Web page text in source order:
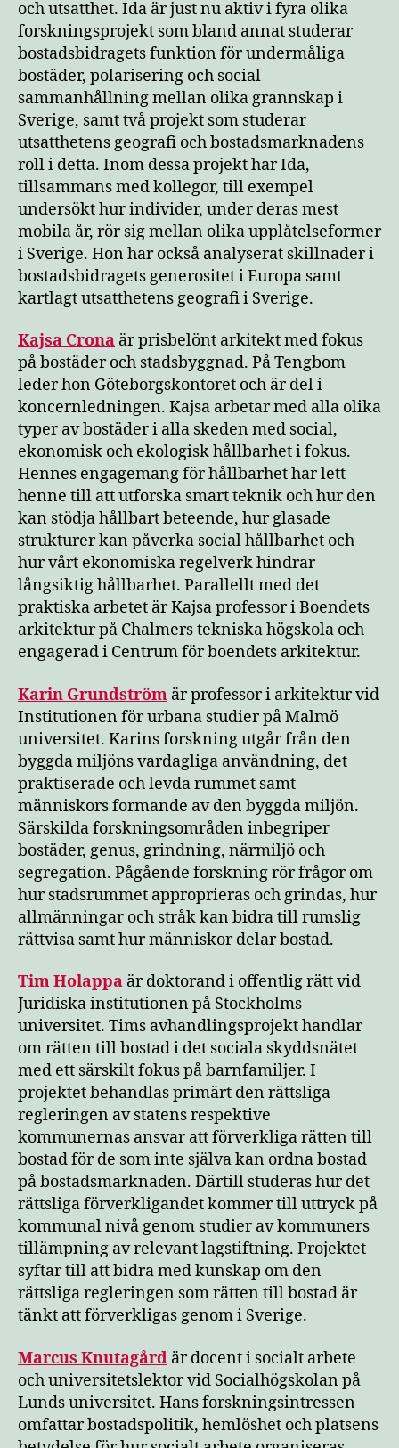
och utsatthet. Ida är just nu aktiv i fyra olika
forskningsprojekt som bland annat studerar
bostadsbidragets funktion för undermåliga
bostäder, polarisering och social
sammanhållning mellan olika grannskap i
Sverige, samt två projekt som studerar
utsatthetens geografi och bostadsmarknadens
roll i detta. Inom dessa projekt har Ida,
tillsammans med kollegor, till exempel
undersökt hur individer, under deras mest
mobila år, rör sig mellan olika upplåtelseformer
i Sverige. Hon har också analyserat skillnader i
bostadsbidragets generositet i Europa samt
kartlagt utsatthetens geografi i Sverige.
Kajsa Crona är prisbelönt arkitekt med fokus
på bostäder och stadsbyggnad. På Tengbom
leder hon Göteborgskontoret och är del i
koncernledningen. Kajsa arbetar med alla olika
typer av bostäder i alla skeden med social,
ekonomisk och ekologisk hållbarhet i fokus.
Hennes engagemang för hållbarhet har lett
henne till att utforska smart teknik och hur den
kan stödja hållbart beteende, hur glasade
strukturer kan påverka social hållbarhet och
hur vårt ekonomiska regelverk hindrar
långsiktig hållbarhet. Parallellt med det
praktiska arbetet är Kajsa professor i Boendets
arkitektur på Chalmers tekniska högskola och
engagerad i Centrum för boendets arkitektur.
Karin Grundström är professor i arkitektur vid
Institutionen för urbana studier på Malmö
universitet. Karins forskning utgår från den
byggda miljöns vardagliga användning, det
praktiserade och levda rummet samt
människors formande av den byggda miljön.
Särskilda forskningsområden inbegriper
bostäder, genus, grindning, närmiljö och
segregation. Pågående forskning rör frågor om
hur stadsrummet approprieras och grindas, hur
allmänningar och stråk kan bidra till rumslig
rättvisa samt hur människor delar bostad.
Tim Holappa är doktorand i offentlig rätt vid
Juridiska institutionen på Stockholms
universitet. Tims avhandlingsprojekt handlar
om rätten till bostad i det sociala skyddsnätet
med ett särskilt fokus på barnfamiljer. I
projektet behandlas primärt den rättsliga
regleringen av statens respektive
kommunernas ansvar att förverkliga rätten till
bostad för de som inte själva kan ordna bostad
på bostadsmarknaden. Därtill studeras hur det
rättsliga förverkligandet kommer till uttryck på
kommunal nivå genom studier av kommuners
tillämpning av relevant lagstiftning. Projektet
syftar till att bidra med kunskap om den
rättsliga regleringen som rätten till bostad är
tänkt att förverkligas genom i Sverige.
Marcus Knutagård är docent i socialt arbete
och universitetslektor vid Socialhögskolan på
Lunds universitet. Hans forskningsintressen
omfattar bostadspolitik, hemlöshet och platsens